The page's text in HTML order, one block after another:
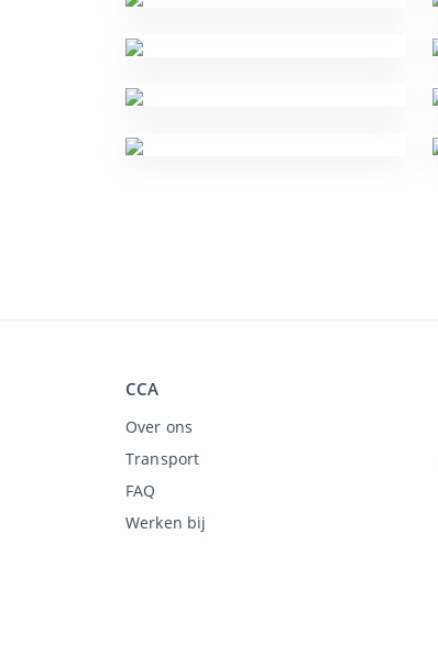
CCA
Over ons
Transport
FAQ
Werken bij